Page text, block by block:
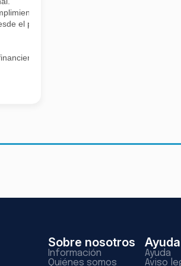
de metas.
el primer día.
afores, seguros, ramo inmobiliario,
Sobre nosotros
Información
Quiénes somos
Ayuda
Ayuda
Aviso